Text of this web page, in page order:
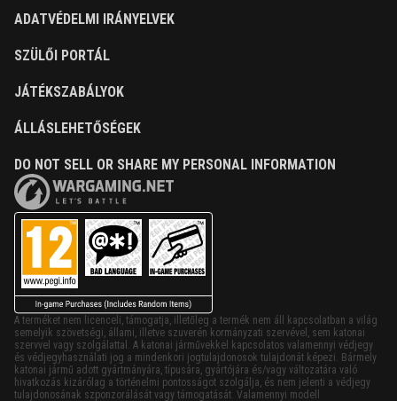
ADATVÉDELMI IRÁNYELVEK
SZÜLŐI PORTÁL
JÁTÉKSZABÁLYOK
ÁLLÁSLEHETŐSÉGEK
DO NOT SELL OR SHARE MY PERSONAL INFORMATION
A terméket nem licenceli, támogatja, illetőleg a termék nem áll kapcsolatban a világ
semelyik szövetségi, állami, illetve szuverén kormányzati szervével, sem katonai
szervvel vagy szolgálattal. A katonai járművekkel kapcsolatos valamennyi védjegy
és védjegyhasználati jog a mindenkori jogtulajdonosok tulajdonát képezi. Bármely
katonai jármű adott gyártmányára, típusára, gyártójára és/vagy változatára való
hivatkozás kizárólag a történelmi pontosságot szolgálja, és nem jelenti a védjegy
tulajdonosának szponzorálását vagy támogatását. Valamennyi modell